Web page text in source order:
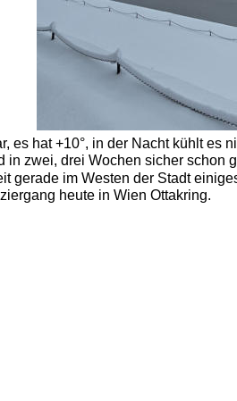
es hat +10°, in der Nacht kühlt es
in zwei, drei Wochen sicher schon
gerade im Westen der Stadt
heute in Wien Ottakring.